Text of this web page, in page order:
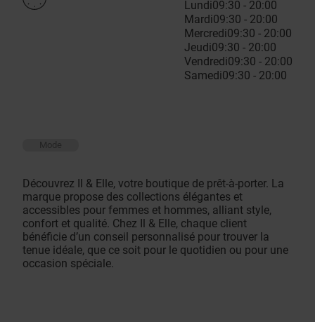
Lundi09:30 - 20:00
Mardi09:30 - 20:00
Mercredi09:30 - 20:00
Jeudi09:30 - 20:00
Vendredi09:30 - 20:00
Samedi09:30 - 20:00
Mode
Découvrez Il & Elle, votre boutique de prêt-à-porter. La
marque propose des collections élégantes et
accessibles pour femmes et hommes, alliant style,
confort et qualité. Chez Il & Elle, chaque client
bénéficie d’un conseil personnalisé pour trouver la
tenue idéale, que ce soit pour le quotidien ou pour une
occasion spéciale.